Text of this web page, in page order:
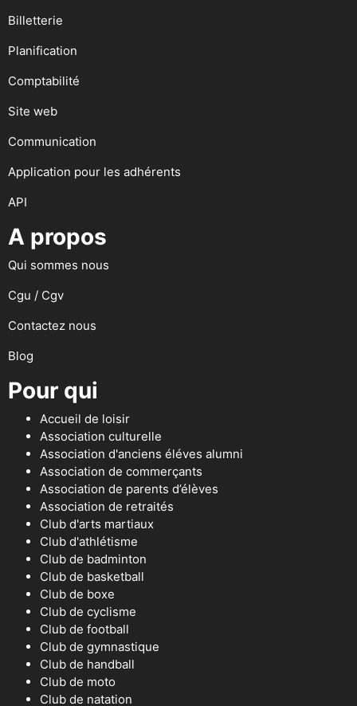
Billetterie
Planification
Comptabilité
Site web
Communication
Application pour les adhérents
API
A propos
Qui sommes nous
Cgu / Cgv
Contactez nous
Blog
Pour qui
Accueil de loisir
Association culturelle
Association d'anciens éléves alumni
Association de commerçants
Association de parents d’élèves
Association de retraités
Club d'arts martiaux
Club d'athlétisme
Club de badminton
Club de basketball
Club de boxe
Club de cyclisme
Club de football
Club de gymnastique
Club de handball
Club de moto
Club de natation